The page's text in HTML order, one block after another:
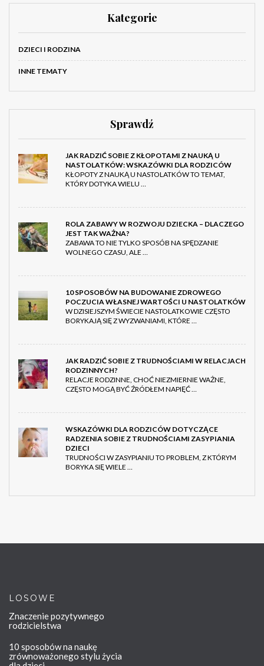
Kategorie
DZIECI I RODZINA
INNE TEMATY
Sprawdź
JAK RADZIĆ SOBIE Z KŁOPOTAMI Z NAUKĄ U
NASTOLATKÓW: WSKAZÓWKI DLA RODZICÓW
KŁOPOTY Z NAUKĄ U NASTOLATKÓW TO TEMAT,
KTÓRY DOTYKA WIELU …
ROLA ZABAWY W ROZWOJU DZIECKA – DLACZEGO
JEST TAK WAŻNA?
ZABAWA TO NIE TYLKO SPOSÓB NA SPĘDZANIE
WOLNEGO CZASU, ALE …
10 SPOSOBÓW NA BUDOWANIE ZDROWEGO
POCZUCIA WŁASNEJ WARTOŚCI U NASTOLATKÓW
W DZISIEJSZYM ŚWIECIE NASTOLATKOWIE CZĘSTO
BORYKAJĄ SIĘ Z WYZWANIAMI, KTÓRE …
JAK RADZIĆ SOBIE Z TRUDNOŚCIAMI W RELACJACH
RODZINNYCH?
RELACJE RODZINNE, CHOĆ NIEZMIERNIE WAŻNE,
CZĘSTO MOGĄ BYĆ ŹRÓDŁEM NAPIĘĆ …
WSKAZÓWKI DLA RODZICÓW DOTYCZĄCE
RADZENIA SOBIE Z TRUDNOŚCIAMI ZASYPIANIA
DZIECI
TRUDNOŚCI W ZASYPIANIU TO PROBLEM, Z KTÓRYM
BORYKA SIĘ WIELE …
LOSOWE
Znaczenie pozytywnego
rodzicielstwa
10 sposobów na naukę
zrównoważonego stylu życia